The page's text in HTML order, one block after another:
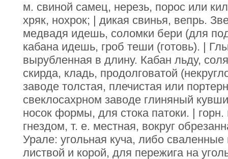
м. свиной самец, нерезь, порос или
хряк, нохрок; | дикая свинья, вепрь.
медвадя идешь, соломки бери (для
кабана идешь, гроб теши (готовь). |
вырубленная в длину. Кабан льду,
скирда, кладь, продолговатой
заводе толстая, плечистая или
свеклосахрном заводе глиняный
носок формы, для стока патоки. |
гнездом, т. е. местная, вокруг
Урале: угольная куча, либо
листвой и корой, для пережига на